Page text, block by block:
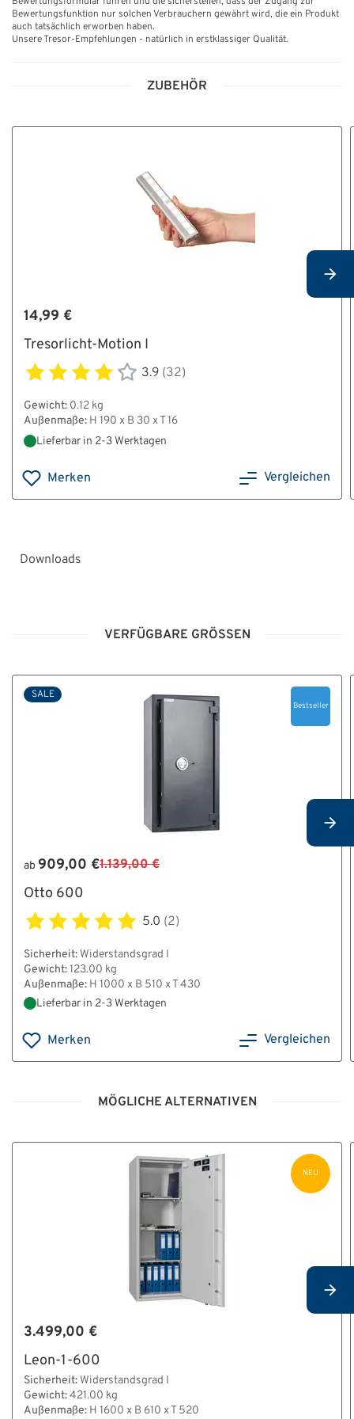
Bewertungsfunktion nur solchen Verbrauchern gewährt wird, die ein Produkt
auch tatsächlich erworben haben.
Unsere Tresor-Empfehlungen - natürlich in erstklassiger Qualität.
ZUBEHÖR
14,99 €
Tresorlicht-Motion I
3.9 (32)
Gewicht: 0.12 kg
Außenmaße: H 190 x B 30 x T 16
Lieferbar in 2-3 Werktagen
Merken Vergleichen
Downloads
_und_Bedienungsanleitung_Tresore_Grad_0-
V_V10.pdfVERFÜGBARE GRÖSSEN
SALE
Bestseller
ab 909,00 €1.139,00 €
Otto 600
5.0 (2)
Sicherheit: Widerstandsgrad I
Gewicht:123.00 kg
Außenmaße: H 1000 x B 510 x T 430
Lieferbar in 2-3 Werktagen
Merken Vergleichen
MÖGLICHE ALTERNATIVEN
NEU
3.499,00 €
Leon-1-600
Sicherheit: Widerstandsgrad I
Gewicht:421.00 kg
Außenmaße: H 1600 x B 610 x T 520